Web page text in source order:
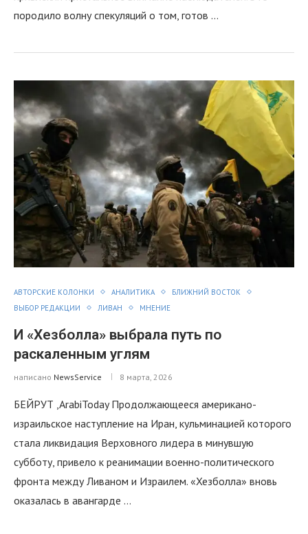
породило волну спекуляций о том, готов …
АВТОРСКИЕ КОЛОНКИ АНАЛИТИКА
БЛИЖНИЙ ВОСТОК
ВЫБОР РЕДАКЦИИ
ЛИВАН МНЕНИЕ
И «Хезболла» выбрала путь по
раскаленным углям
написано NewsService 8 марта, 2026
БЕЙРУТ ,ArabiToday Продолжающееся американо-
израильское наступление на Иран, кульминацией которого
стала ликвидация Верховного лидера в минувшую
субботу, привело к реанимации военно-политического
фронта между Ливаном и Израилем. «Хезболла» вновь
оказалась в авангарде …